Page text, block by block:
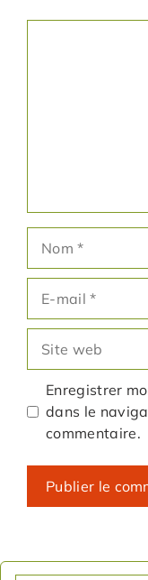
mail
web
Enregistrer
dans le
commentaire.